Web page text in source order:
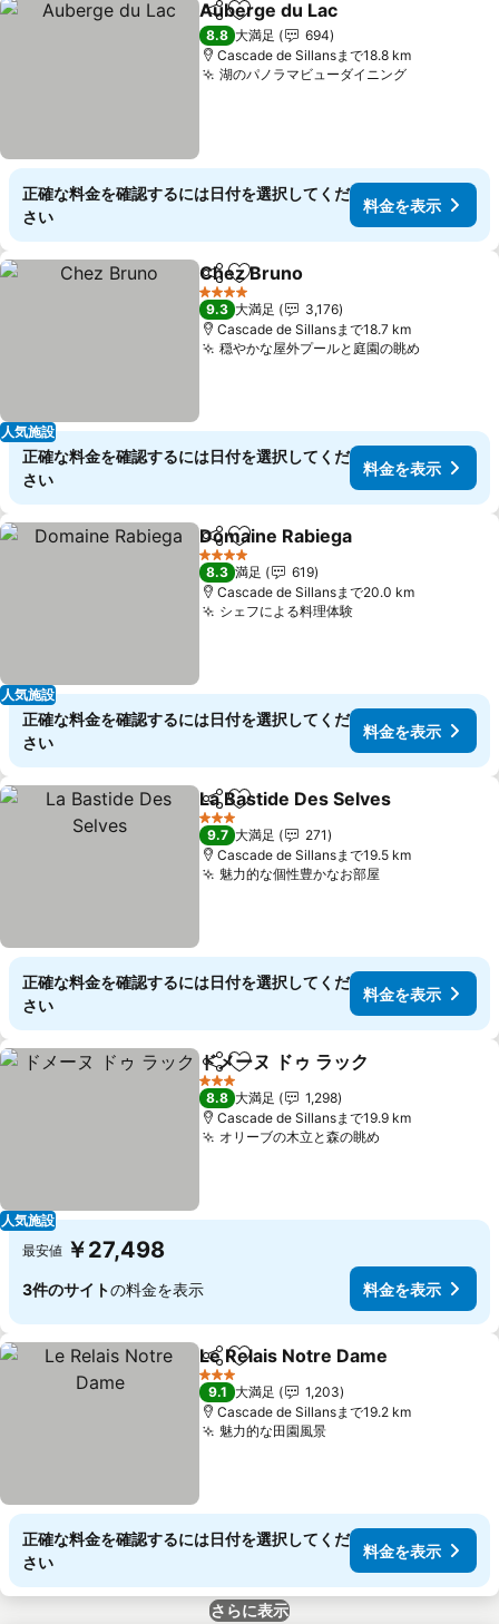
シェアお気に入りに追加
Auberge du Lac
8.8 大満足
694
Cascade de Sillansまで18.8 km
湖のパノラマビューダイニング
正確な料金を確認するには日付を選択してくだ
さい
料金を表示
人気施設
シェアお気に入りに追加
Chez Bruno
4 ホテルのランク
9.3 大満足
3,176
Cascade de Sillansまで18.7 km
穏やかな屋外プールと庭園の眺め
正確な料金を確認するには日付を選択してくだ
さい
料金を表示
人気施設
シェアお気に入りに追加
Domaine Rabiega
4 ホテルのランク
8.3 満足
619
Cascade de Sillansまで20.0 km
シェフによる料理体験料金を表示
正確な料金を確認するには日付を選択してくだ
さい
料金を表示
シェアお気に入りに追加
La Bastide Des Selves
3 ホテルのランク
9.7 大満足
271
Cascade de Sillansまで19.5 km
魅力的な個性豊かなお部屋料金を表示
正確な料金を確認するには日付を選択してくだ
さい
料金を表示
人気施設
シェアお気に入りに追加
ドメーヌ ドゥ ラック
3 ホテルのランク
8.8 大満足
1,298
Cascade de Sillansまで19.9 km
オリーブの木立と森の眺め
最安値 ￥27,498
3件のサイトの料金を表示 料金を表示
シェアお気に入りに追加
Le Relais Notre Dame
3 ホテルのランク
9.1 大満足
1,203
Cascade de Sillansまで19.2 km
魅力的な田園風景料金を表示
正確な料金を確認するには日付を選択してくだ
さい
料金を表示
さらに表示